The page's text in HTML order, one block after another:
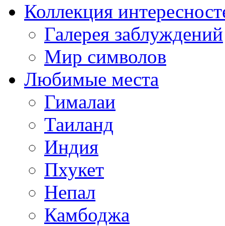
Коллекция
Галерея заблуждений
Мир символов
Любимые места
Гималаи
Таиланд
Индия
Пхукет
Непал
Камбоджа